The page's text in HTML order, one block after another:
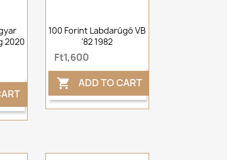
2020
100 Forint Labdarúgó VB
'82 1982
Ft1,600
 ADD TO CART